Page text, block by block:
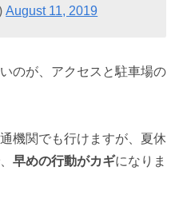
August 11, 2019
のが、アクセスと駐車場の
機関でも行けますが、夏休
早めの行動がカギになりま